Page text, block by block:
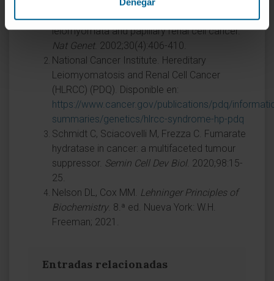
dominantly inherited uterine fibroids, skin
leiomyomata and papillary renal cell cancer.
Nat Genet . 2002;30(4):406-410.
National Cancer Institute. Hereditary
Leiomyomatosis and Renal Cell Cancer
(HLRCC) (PDQ). Disponible en:
https://www.cancer.gov/publications/pdq/
summaries/genetics/hlrcc-syndrome-hp-pdq
Schmidt C, Sciacovelli M, Frezza C. Fumarate
hydratase in cancer: a multifaceted tumour
suppressor. Semin Cell Dev Biol. 2020;98:15-
25.
Nelson DL, Cox MM. Lehninger Principles of
Biochemistry. 8.ª ed. Nueva York: W.H.
Freeman; 2021.
Entradas relacionadas